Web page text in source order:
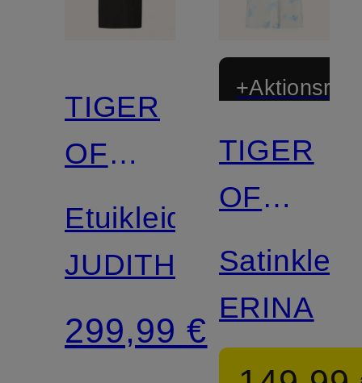
TIGER
OF
SWEDEN
Etuikleid
JUDITH
299,99 €
TIGER
OF
SWEDEN
Satinkleid
ERINA